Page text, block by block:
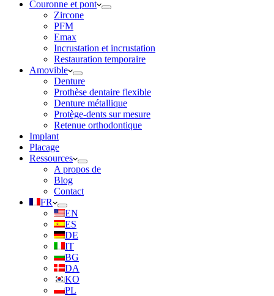
Couronne et pont
Zircone
PFM
Emax
Incrustation et incrustation
Restauration temporaire
Amovible
Denture
Prothèse dentaire flexible
Denture métallique
Protège-dents sur mesure
Retenue orthodontique
Implant
Placage
Ressources
A propos de
Blog
Contact
FR
EN
ES
DE
IT
BG
DA
KO
PL